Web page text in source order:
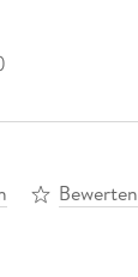
Bewerten